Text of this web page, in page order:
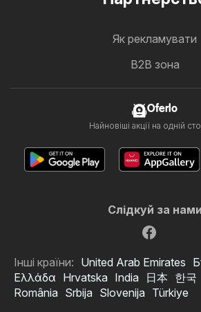
Як рекламувати
B2B зона
Oferlo
Найновіші акції на одній
Слідкуй за нами
Інші країни: United Arab Emirates
Ελλάδα Hrvatska India 日本 한국
România Srbija Slovenija Türkiye